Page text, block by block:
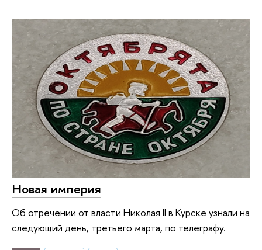
Новая империя
Об отречении от власти Николая II в Курске узнали на
следующий день, третьего марта, по телеграфу.